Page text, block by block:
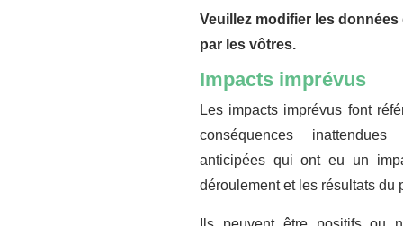
Veuillez modifier les
par les vôtres.
Impacts imprévus
Les impacts imprévus font
conséquences
anticipées qui ont eu un
déroulement et les résultats du